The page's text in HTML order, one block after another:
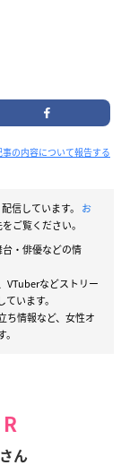
事の内容について報告する
信しています。 お
ご覧ください。
・俳優などの情
VTuberなどストリー
います。
ち情報など、女性オ
ん